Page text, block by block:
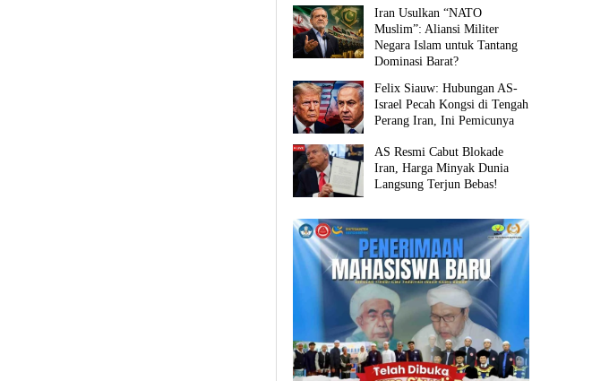
Iran Usulkan “NATO
Muslim”: Aliansi Militer
Negara Islam untuk Tantang
Dominasi Barat?
Felix Siauw: Hubungan AS-
Israel Pecah Kongsi di Tengah
Perang Iran, Ini Pemicunya
AS Resmi Cabut Blokade
Iran, Harga Minyak Dunia
Langsung Terjun Bebas!